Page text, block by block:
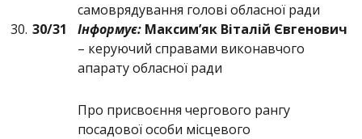
30. 30/31
самоврядування голові обласної ради
Інформує: Максим’як Віталій Євгенович
– керуючий справами виконавчого
апарату обласної ради
Про присвоєння чергового рангу
посадової особи місцевого